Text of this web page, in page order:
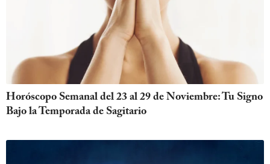
Horóscopo Semanal del 23 al 29 de Noviembre: Tu Signo
Bajo la Temporada de Sagitario